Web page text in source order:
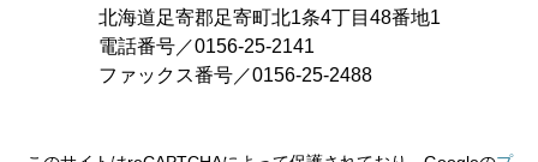
北海道足寄郡足寄町北1条4丁目48番地1
電話番号／0156-25-2141
ファックス番号／0156-25-2488